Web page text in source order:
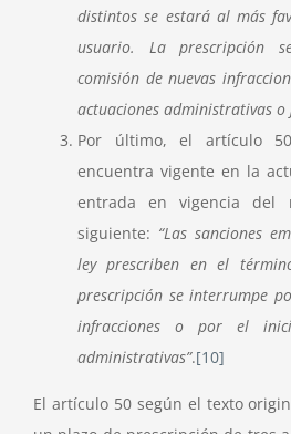
distintos se estará al más
usuario. La prescripción
comisión de nuevas
actuaciones administrativas o
Por último, el artículo
encuentra vigente en la
entrada en vigencia del
siguiente: “Las sanciones
ley prescriben en el
prescripción se interrumpe
infracciones o por el
administrativas”.[10]
El artículo 50 según el texto